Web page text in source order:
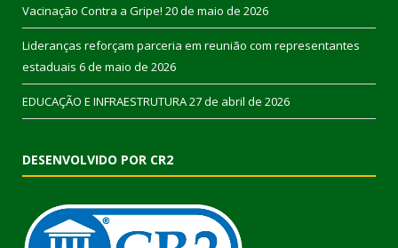
Vacinação Contra a Gripe! 20 de maio de 2026
Lideranças reforçam parceria em reunião com representantes
estaduais 6 de maio de 2026
EDUCAÇÃO E INFRAESTRUTURA27 de abril de 2026
DESENVOLVIDO POR CR2